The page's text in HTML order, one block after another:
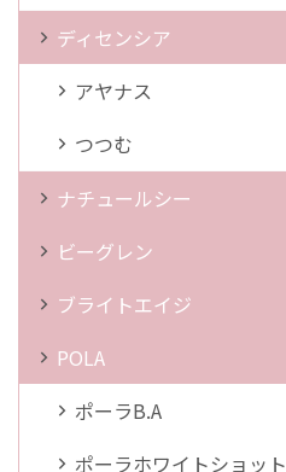
ディセンシア
アヤナス
つつむ
ナチュールシー
ビーグレン
ブライトエイジ
POLA
ポーラB.A
ポーラホワイトショット